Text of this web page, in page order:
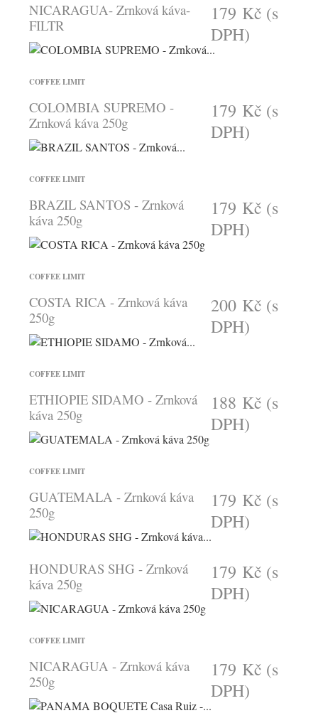
NICARAGUA- Zrnková káva-
FILTR
179 Kč (s
DPH)
COFFEE LIMIT
COLOMBIA SUPREMO -
Zrnková káva 250g
179 Kč (s
DPH)
COFFEE LIMIT
BRAZIL SANTOS - Zrnková
káva 250g
179 Kč (s
DPH)
COFFEE LIMIT
COSTA RICA - Zrnková káva
250g
200 Kč (s
DPH)
COFFEE LIMIT
ETHIOPIE SIDAMO - Zrnková
káva 250g
188 Kč (s
DPH)
COFFEE LIMIT
GUATEMALA - Zrnková káva
250g
179 Kč (s
DPH)
HONDURAS SHG - Zrnková
káva 250g
179 Kč (s
DPH)
COFFEE LIMIT
NICARAGUA - Zrnková káva
250g
179 Kč (s
DPH)